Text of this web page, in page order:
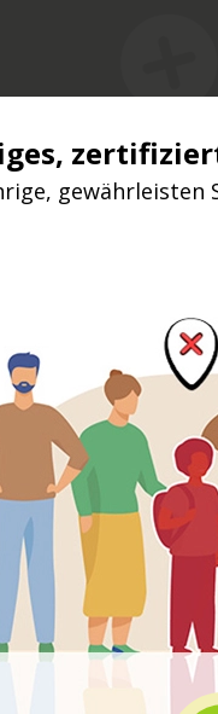
gewährleisten